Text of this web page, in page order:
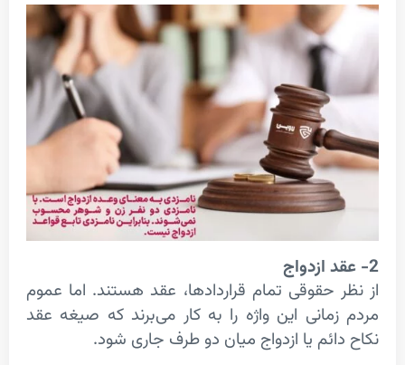
ازدواج
حقوقی تمام قرارداد‌ها، عقد هستند. اما عموم
این واژه را به کار می‌برند که صیغه عقد
یا ازدواج میان دو طرف جاری شود.